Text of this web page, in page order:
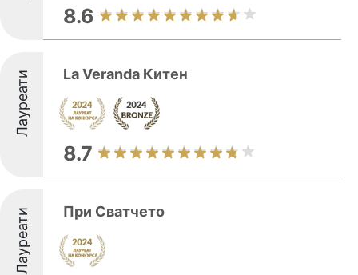
8.6
Лауреати La Veranda Китен
8.7
Лауреати При Сватчето